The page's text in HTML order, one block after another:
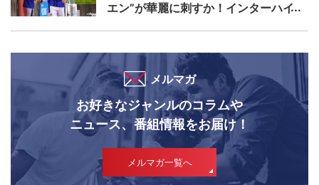
エン”が華麗に刺すか！インターハイ
メルマガ
お好きなジャンルのコラムや
ニュース、番組情報をお届け！
メルマガ一覧へ